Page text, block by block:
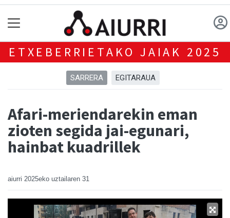
ETXEBERRIETAKO JAIAK 2025
SARRERA EGITARAUA
Afari-meriendarekin eman
zioten segida jai-egunari,
hainbat kuadrillek
aiurri 2025eko uztailaren 31